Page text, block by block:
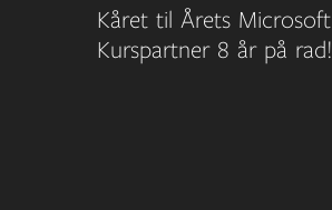
Kåret til Årets Microsoft
Kurspartner 8 år på rad!